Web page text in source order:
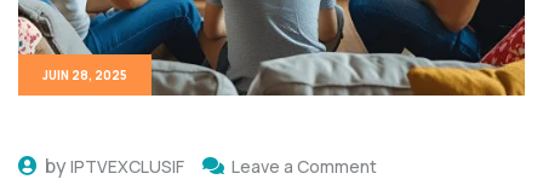
JUIN 28, 2025
byIPTVEXCLUSIF Leave a Comment